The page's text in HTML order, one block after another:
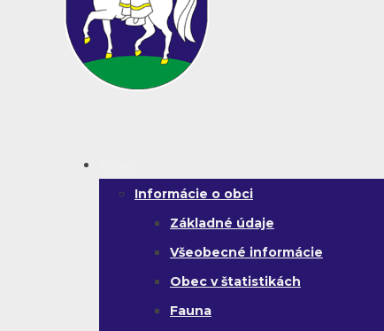
Informácie o obci
Základné údaje
Všeobecné informácie
Obec v štatistikách
Fauna